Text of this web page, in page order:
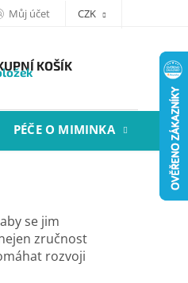
Můj účet CZK
KOŠÍK
PÉČE O MIMINKA
se jim
zručnost
rozvoji